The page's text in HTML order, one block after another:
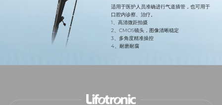
适用于医护人员准确进行气道插管，也可用于
口腔内诊察、治疗。
1、高清微距拍摄
2、CMOS镜头，图像清晰稳定
3、多角度精准操控
4、耐磨耐腐